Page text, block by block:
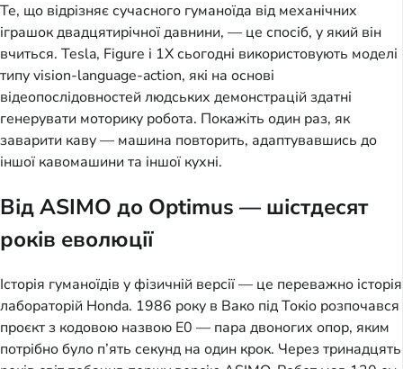
Те, що відрізняє сучасного гуманоїда від механічних
іграшок двадцятирічної давнини, — це спосіб, у який він
вчиться. Tesla, Figure і 1X сьогодні використовують моделі
типу vision-language-action, які на основі
відеопослідовностей людських демонстрацій здатні
генерувати моторику робота. Покажіть один раз, як
заварити каву — машина повторить, адаптувавшись до
іншої кавомашини та іншої кухні.
Від ASIMO до Optimus — шістдесят
років еволюції
Історія гуманоїдів у фізичній версії — це переважно історія
лабораторій Honda. 1986 року в Вако під Токіо розпочався
проєкт з кодовою назвою E0 — пара двоногих опор, яким
потрібно було п’ять секунд на один крок. Через тринадцять